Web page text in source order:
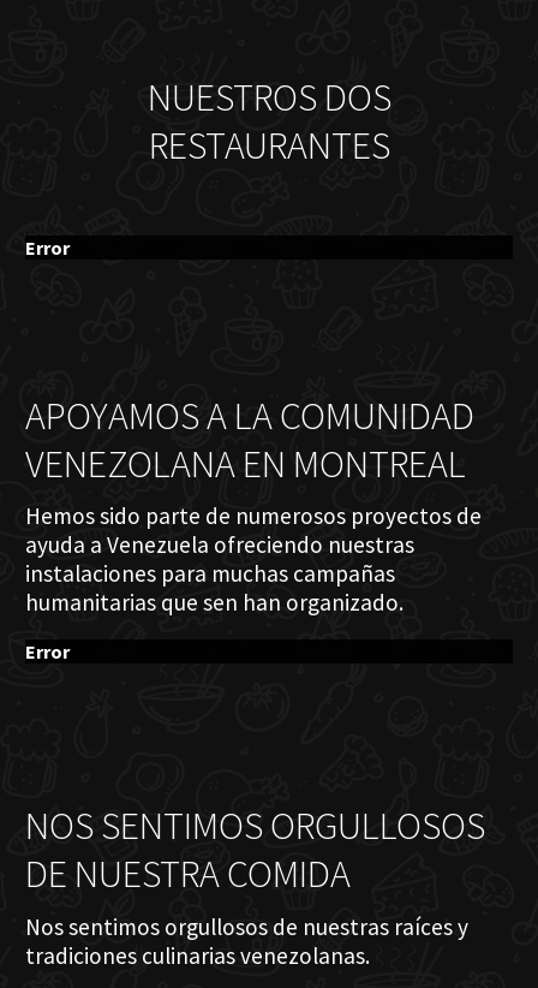
NUESTROS DOS
RESTAURANTES
Error
APOYAMOS A LA COMUNIDAD
VENEZOLANA EN MONTREAL
Hemos sido parte de numerosos proyectos de
ayuda a Venezuela ofreciendo nuestras
instalaciones para muchas campañas
humanitarias que sen han organizado.
Error
NOS SENTIMOS ORGULLOSOS
DE NUESTRA COMIDA
Nos sentimos orgullosos de nuestras raíces y
tradiciones culinarias venezolanas.